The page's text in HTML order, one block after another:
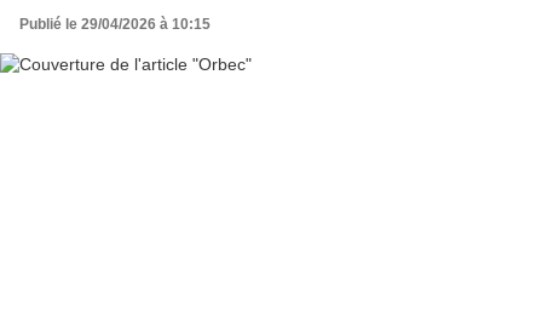
Publié le 29/04/2026 à 10:15